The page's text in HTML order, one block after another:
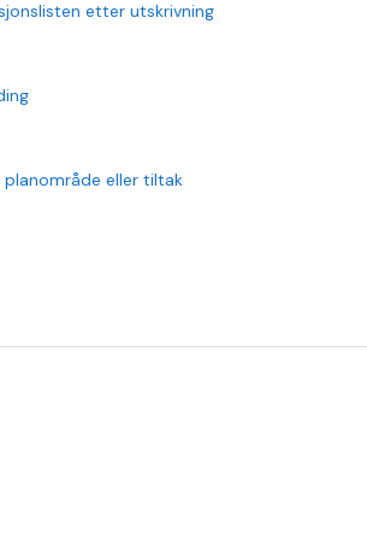
etter utskrivning
eller tiltak